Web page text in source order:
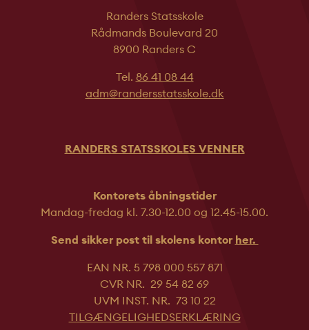
Randers Statsskole
Rådmands Boulevard 20
8900 Randers C
Tel. 86 41 08 44
adm@randersstatsskole.dk
RANDERS STATSSKOLES VENNER
Kontorets åbningstider
Mandag-fredag kl. 7.30-12.00 og 12.45-15.00.
Send sikker post til skolens kontor her.
EAN NR. 5 798 000 557 871
CVR NR. 29 54 82 69
UVM INST. NR. 73 10 22
TILGÆNGELIGHEDSERKLÆRING